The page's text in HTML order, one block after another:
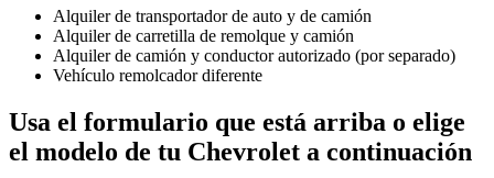
Alquiler de transportador de auto y de camión
Alquiler de carretilla de remolque y camión
Alquiler de camión y conductor autorizado (por separado)
Vehículo remolcador diferente
Usa el formulario que está arriba o elige
el modelo de tu Chevrolet a continuación